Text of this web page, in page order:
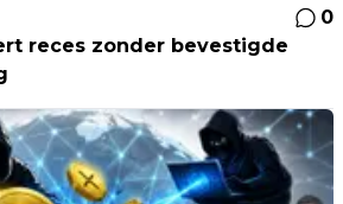
0
reces zonder bevestigde